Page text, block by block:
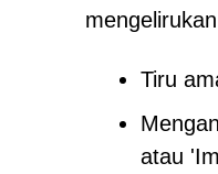
Tiru
atau